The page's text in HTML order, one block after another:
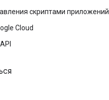
скриптами приложений
Cloud